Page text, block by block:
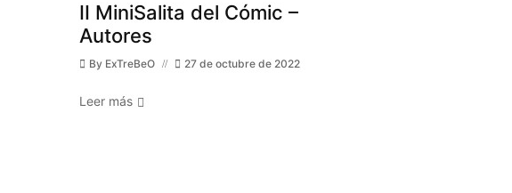
II MiniSalita del Cómic –
Autores
By ExTreBeO 27 de octubre de 2022
Leer más